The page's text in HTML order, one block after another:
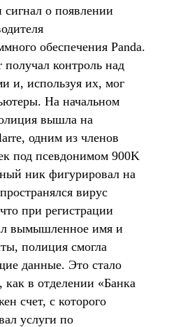
о появлении
обеспечения Panda.
получал контроль над
и, используя их, мог
На начальном
вышла на
одним из членов
под псевдонимом 900K
ник фигурировал на
вирус
при регистрации
вымышленное имя и
полиция смогла
данные. Это стало
в отделении «Банка
счет, с которого
услуги по